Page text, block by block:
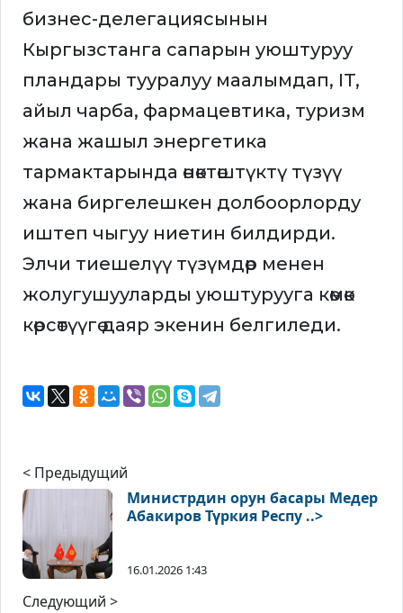
бизнес-делегациясынын
Кыргызстанга сапарын уюштуруу
пландары тууралуу маалымдап, IT,
айыл чарба, фармацевтика, туризм
жана жашыл энергетика
тармактарында өнөктөштүктү түзүү
жана биргелешкен долбоорлорду
иштеп чыгуу ниетин билдирди.
Элчи тиешелүү түзүмдөр менен
жолугушууларды уюштурууга көмөк
көрсөтүүгө даяр экенин белгиледи.
< Предыдущий
Министрдин орун басары Медер
Абакиров Түркия Респу ..>
16.01.2026 1:43
Следующий >